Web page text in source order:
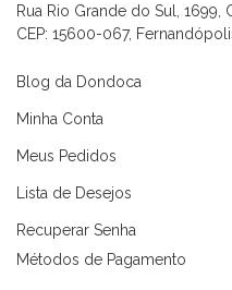
Rua Rio Grande do Sul,
CEP: 15600-067,
Blog da Dondoca
Minha Conta
Meus Pedidos
Lista de Desejos
Recuperar Senha
Métodos de Pagamento